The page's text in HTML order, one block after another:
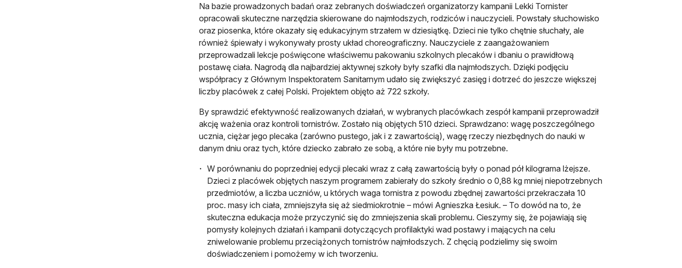
Na bazie prowadzonych badań oraz zebranych doświadczeń organizatorzy kampanii Lekki Tornister
opracowali skuteczne narzędzia skierowane do najmłodszych, rodziców i nauczycieli. Powstały słuchowisko
oraz piosenka, które okazały się edukacyjnym strzałem w dziesiątkę. Dzieci nie tylko chętnie słuchały, ale
również śpiewały i wykonywały prosty układ choreograficzny. Nauczyciele z zaangażowaniem
przeprowadzali lekcje poświęcone właściwemu pakowaniu szkolnych plecaków i dbaniu o prawidłową
postawę ciała. Nagrodą dla najbardziej aktywnej szkoły były szafki dla najmłodszych. Dzięki podjęciu
współpracy z Głównym Inspektoratem Sanitarnym udało się zwiększyć zasięg i dotrzeć do jeszcze większej
liczby placówek z całej Polski. Projektem objęto aż 722 szkoły.
By sprawdzić efektywność realizowanych działań, w wybranych placówkach zespół kampanii przeprowadził
akcję ważenia oraz kontroli tornistrów. Zostało nią objętych 510 dzieci. Sprawdzano: wagę poszczególnego
ucznia, ciężar jego plecaka (zarówno pustego, jak i z zawartością), wagę rzeczy niezbędnych do nauki w
danym dniu oraz tych, które dziecko zabrało ze sobą, a które nie były mu potrzebne.
W porównaniu do poprzedniej edycji plecaki wraz z całą zawartością były o ponad pół kilograma lżejsze.
Dzieci z placówek objętych naszym programem zabierały do szkoły średnio o 0,88 kg mniej niepotrzebnych
przedmiotów, a liczba uczniów, u których waga tornistra z powodu zbędnej zawartości przekraczała 10
proc. masy ich ciała, zmniejszyła się aż siedmiokrotnie – mówi Agnieszka Łesiuk. – To dowód na to, że
skuteczna edukacja może przyczynić się do zmniejszenia skali problemu. Cieszymy się, że pojawiają się
pomysły kolejnych działań i kampanii dotyczących profilaktyki wad postawy i mających na celu
zniwelowanie problemu przeciążonych tornistrów najmłodszych. Z chęcią podzielimy się swoim
doświadczeniem i pomożemy w ich tworzeniu.